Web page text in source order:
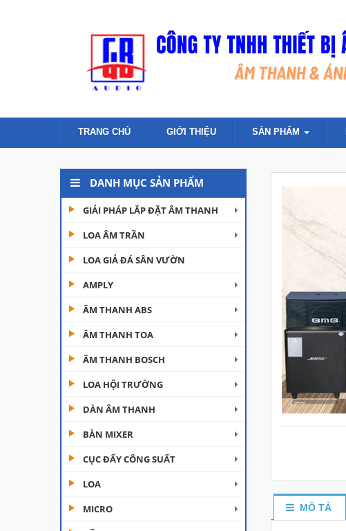
TRANG CHỦ GIỚI THIỆU SẢN PHẨM
DANH MỤC SẢN PHẨM
GIẢI PHÁP LẮP ĐẶT ÂM THANH
LOA ÂM TRẦN
LOA GIẢ ĐÁ SÂN VƯỜN
AMPLY
ÂM THANH ABS
ÂM THANH TOA
ÂM THANH BOSCH
LOA HỘI TRƯỜNG
DÀN ÂM THANH
BÀN MIXER
CỤC ĐẨY CÔNG SUẤT
LOA
MICRO
Liên hệ
MÔ TẢ